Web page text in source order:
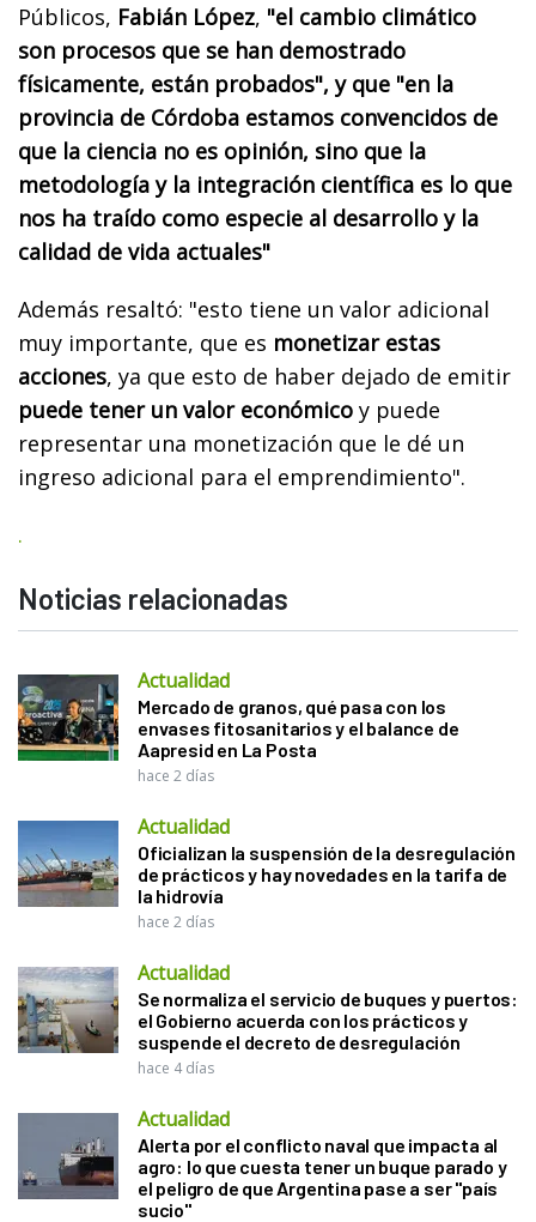
Públicos, Fabián López, "el cambio climático
son procesos que se han demostrado
físicamente, están probados", y que "en la
provincia de Córdoba estamos convencidos de
que la ciencia no es opinión, sino que la
metodología y la integración científica es lo que
nos ha traído como especie al desarrollo y la
calidad de vida actuales"
Además resaltó: "esto tiene un valor adicional
muy importante, que es monetizar estas
acciones, ya que esto de haber dejado de emitir
puede tener un valor económico y puede
representar una monetización que le dé un
ingreso adicional para el emprendimiento".
.
Noticias relacionadas
Actualidad
Mercado de granos, qué pasa con los
envases fitosanitarios y el balance de
Aapresid en La Posta
hace 2 días
Actualidad
Oficializan la suspensión de la desregulación
de prácticos y hay novedades en la tarifa de
la hidrovía
hace 2 días
Actualidad
Se normaliza el servicio de buques y puertos:
el Gobierno acuerda con los prácticos y
suspende el decreto de desregulación
hace 4 días
Actualidad
Alerta por el conflicto naval que impacta al
agro: lo que cuesta tener un buque parado y
el peligro de que Argentina pase a ser "país
sucio"